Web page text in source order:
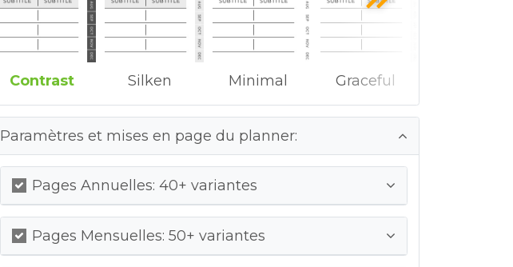
Contrast Silken Minimal Graceful
Paramètres et mises en page du planner:
Pages Annuelles: 40+ variantes
Pages Mensuelles: 50+ variantes